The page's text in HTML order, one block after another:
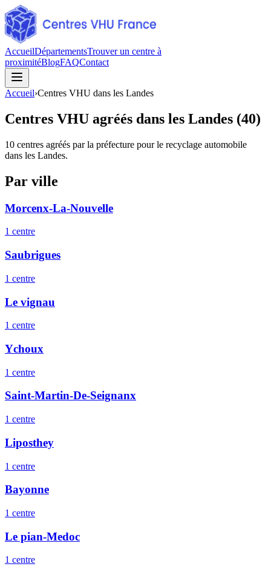
AccueilDépartementsTrouver un centre à
proximitéBlogFAQContact
Accueil›Centres VHU dans les Landes
Centres VHU agréés dans les Landes (40)
10 centres agréés par la préfecture pour le recyclage automobile
dans les Landes.
Par ville
Morcenx-La-Nouvelle
1 centre
Saubrigues
1 centre
Le vignau
1 centre
Ychoux
1 centre
Saint-Martin-De-Seignanx
1 centre
Liposthey
1 centre
Bayonne
1 centre
Le pian-Medoc
1 centre